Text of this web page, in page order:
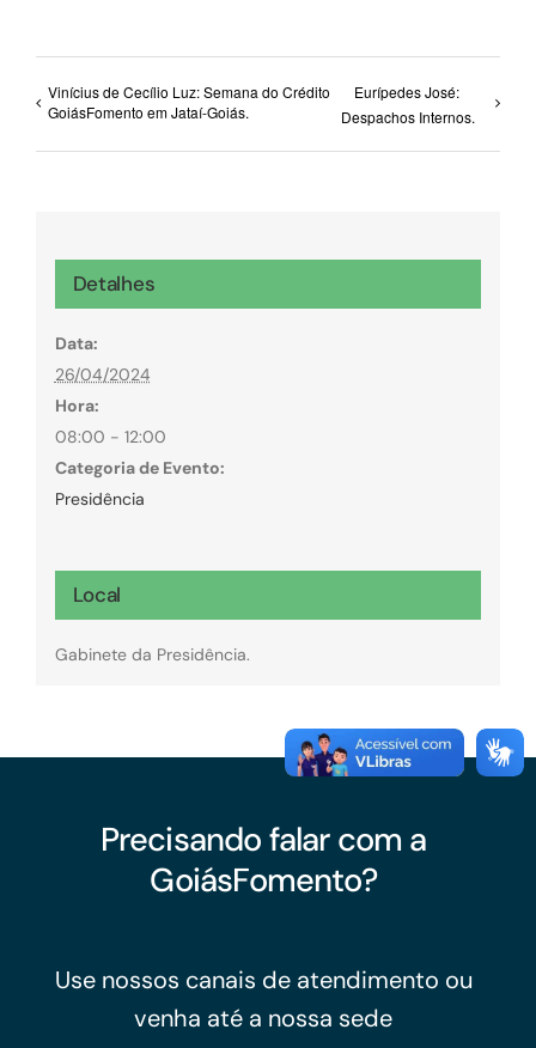
Vinícius de Cecílio Luz: Semana do Crédito
GoiásFomento em Jataí-Goiás.
Eurípedes José:
Despachos Internos.
Detalhes
Data:
26/04/2024
Hora:
08:00 - 12:00
Categoria de Evento:
Presidência
Local
Gabinete da Presidência.
Precisando falar com a
GoiásFomento?
Use nossos canais de atendimento ou
venha até a nossa sede